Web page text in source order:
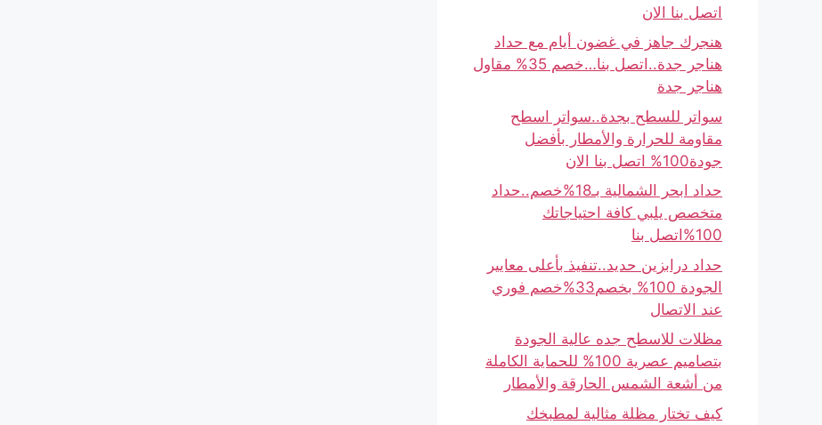
اتصل بنا الان
هنجرك جاهز في غضون أيام مع حداد
هناجر جدة..اتصل بنا…خصم 35% مقاول
هناجر جدة
سواتر للسطح بجدة..سواتر اسطح
مقاومة للحرارة والأمطار بأفضل
جودة100% اتصل بنا الان
حداد ابحر الشمالية بـ18%خصم..حداد
متخصص يلبي كافة احتياجاتك
100%اتصل بنا
حداد درابزين حديد..تنفيذ بأعلى معايير
الجودة 100% بخصم33%خصم فوري
عند الاتصال
مظلات للاسطح جده عالية الجودة
بتصاميم عصرية 100% للحماية الكاملة
من أشعة الشمس الحارقة والأمطار
كيف تختار مظلة مثالية لمطبخك